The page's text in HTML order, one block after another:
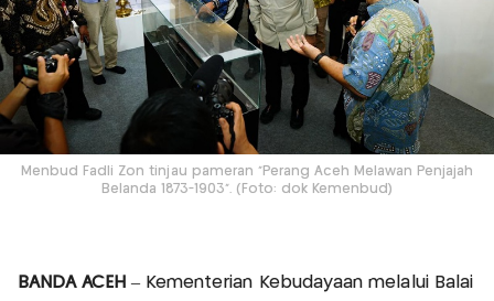
Menbud Fadli Zon tinjau pameran "Perang Aceh Melawan Penjajah
Belanda 1873-1903". (Foto: dok Kemenbud)
BANDA ACEH – Kementerian Kebudayaan melalui Balai